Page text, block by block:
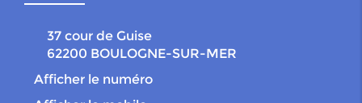
37 cour de Guise
62200 BOULOGNE-SUR-MER
Afficher le numéro